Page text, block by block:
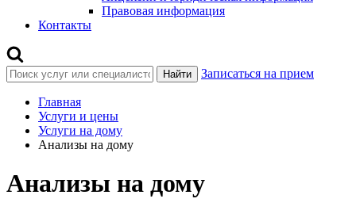
Правовая информация
Контакты
Найти Записаться на прием
Главная
Услуги и цены
Услуги на дому
Анализы на дому
Анализы на дому